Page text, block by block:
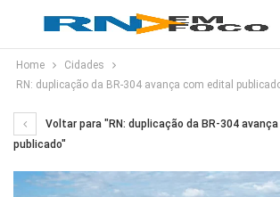
Home
Cidades
RN: duplicação da BR-304 avança com edital
Voltar para "RN: duplicação da BR-304
publicado"